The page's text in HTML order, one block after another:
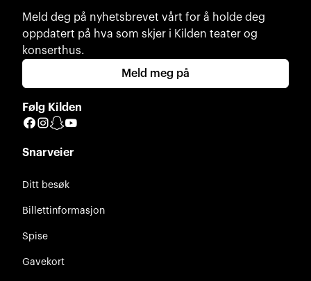
Meld deg på nyhetsbrevet vårt for å holde deg
oppdatert på hva som skjer i Kilden teater og
konserthus.
Meld meg på
Følg Kilden
Facebook
Instagram
Snapchat
Snarveier
Ditt besøk
Billettinformasjon
Spise
Gavekort